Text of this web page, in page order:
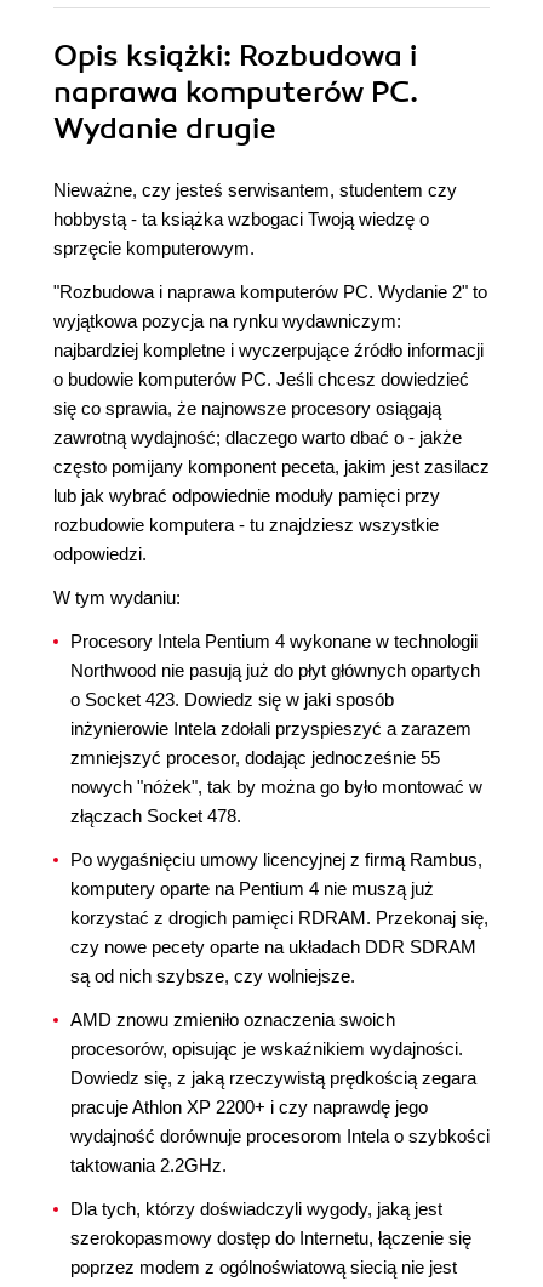
Opis książki: Rozbudowa i
naprawa komputerów PC.
Wydanie drugie
Nieważne, czy jesteś serwisantem, studentem czy
hobbystą - ta książka wzbogaci Twoją wiedzę o
sprzęcie komputerowym.
"Rozbudowa i naprawa komputerów PC. Wydanie 2" to
wyjątkowa pozycja na rynku wydawniczym:
najbardziej kompletne i wyczerpujące źródło informacji
o budowie komputerów PC. Jeśli chcesz dowiedzieć
się co sprawia, że najnowsze procesory osiągają
zawrotną wydajność; dlaczego warto dbać o - jakże
często pomijany komponent peceta, jakim jest zasilacz
lub jak wybrać odpowiednie moduły pamięci przy
rozbudowie komputera - tu znajdziesz wszystkie
odpowiedzi.
W tym wydaniu:
Procesory Intela Pentium 4 wykonane w technologii
Northwood nie pasują już do płyt głównych opartych
o Socket 423. Dowiedz się w jaki sposób
inżynierowie Intela zdołali przyspieszyć a zarazem
zmniejszyć procesor, dodając jednocześnie 55
nowych "nóżek", tak by można go było montować w
złączach Socket 478.
Po wygaśnięciu umowy licencyjnej z firmą Rambus,
komputery oparte na Pentium 4 nie muszą już
korzystać z drogich pamięci RDRAM. Przekonaj się,
czy nowe pecety oparte na układach DDR SDRAM
są od nich szybsze, czy wolniejsze.
AMD znowu zmieniło oznaczenia swoich
procesorów, opisując je wskaźnikiem wydajności.
Dowiedz się, z jaką rzeczywistą prędkością zegara
pracuje Athlon XP 2200+ i czy naprawdę jego
wydajność dorównuje procesorom Intela o szybkości
taktowania 2.2GHz.
Dla tych, którzy doświadczyli wygody, jaką jest
szerokopasmowy dostęp do Internetu, łączenie się
poprzez modem z ogólnoświatową siecią nie jest